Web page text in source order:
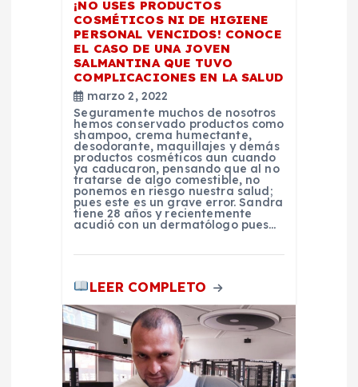
¡NO USES PRODUCTOS
COSMÉTICOS NI DE HIGIENE
PERSONAL VENCIDOS! CONOCE
EL CASO DE UNA JOVEN
SALMANTINA QUE TUVO
COMPLICACIONES EN LA SALUD
marzo 2, 2022
Seguramente muchos de nosotros
hemos conservado productos como
shampoo, crema humectante,
desodorante, maquillajes y demás
productos cosméticos aun cuando
ya caducaron, pensando que al no
tratarse de algo comestible, no
ponemos en riesgo nuestra salud;
pues este es un grave error. Sandra
tiene 28 años y recientemente
acudió con un dermatólogo pues…
LEER COMPLETO